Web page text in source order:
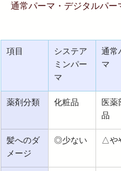
通常パーマ・デジタルパー
項目
システア
ミンパー
マ
通常
マ
薬剤分類 化粧品
医薬
品
髪へのダ
メージ
◎少ない △や